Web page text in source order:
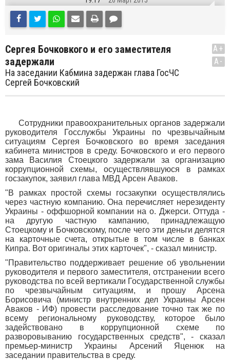
Сергея Бочковкого и его заместителя
задержали
На заседании Кабмина задержан глава ГосЧС
Сергей Бочковский
A+
A-
Сотрудники правоохранительных органов задержали
руководителя Госслужбы Украины по чрезвычайным
ситуациям Сергея Бочковского во время заседания
кабинета министров в среду. Бочковского и его первого
зама Василия Стоецкого задержали за организацию
коррупционной схемы, осуществлявшуюся в рамках
госзакупок, заявил глава МВД Арсен Аваков.
"В рамках простой схемы госзакупки осуществлялись
через частную компанию. Она перечисляет нерезиденту
Украины - оффшорной компании на о. Джерси. Оттуда -
на другую частную кампанию, принадлежащую
Стоецкому и Бочковскому, после чего эти деньги делятся
на карточные счета, открытые в том числе в банках
Кипра. Вот оригиналы этих карточек", - сказал министр.
"Правительство поддерживает решение об увольнении
руководителя и первого заместителя, отстранении всего
руководства по всей вертикали Государственной службы
по чрезвычайным ситуациям, и прошу Арсена
Борисовича (министр внутренних дел Украины Арсен
Аваков - ИФ) провести расследование точно так же по
всему региональному руководству, которое было
задействовано в коррупционной схеме по
разворовыванию государственных средств", - сказал
премьер-министр Украины Арсений Яценюк на
заседании правительства в среду.